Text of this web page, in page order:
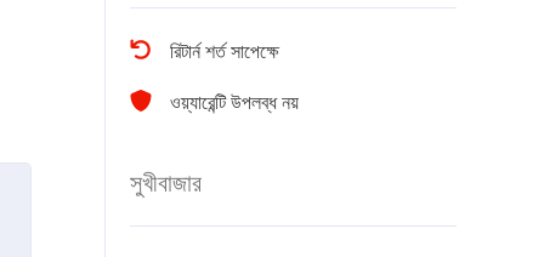
রিটার্ন শর্ত সাপেক্ষে
ওয়্যারেন্টি উপলব্ধ নয়
সুখীবাজার